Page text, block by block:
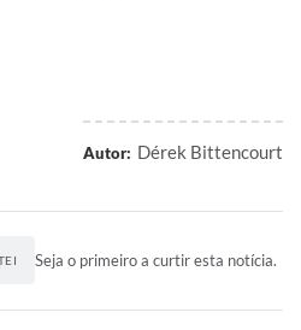
Autor: Dérek Bittencourt
Seja o primeiro a curtir esta notícia.